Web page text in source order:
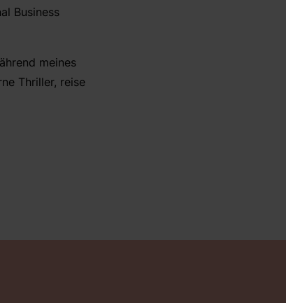
Business
meines
Thriller, reise